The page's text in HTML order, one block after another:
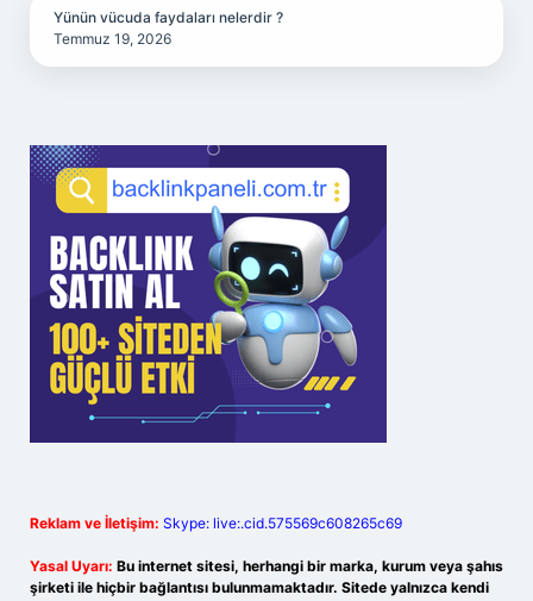
Yünün vücuda faydaları nelerdir ?
Temmuz 19, 2026
Reklam ve İletişim: Skype: live:.cid.575569c608265c69
Yasal Uyarı: Bu internet sitesi, herhangi bir marka, kurum veya şahıs
şirketi ile hiçbir bağlantısı bulunmamaktadır. Sitede yalnızca kendi